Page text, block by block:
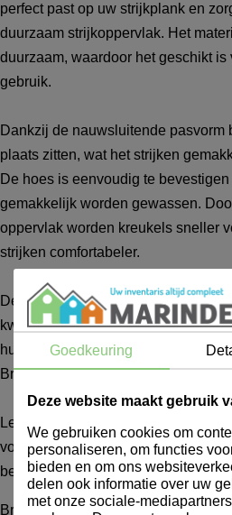
perfect past op uw strijkplank en
duurzaam strijkoppervlak. Het
duurzaam, waardoor het geschikt
gebruik.
Dankzij de nauwsluitende pasvorm
plaats zitten, wat het strijken
De hoes is eenvoudig te
gemakkelijk worden gewassen.
oppervlak worden kreukels sneller
strijken comfortabeler.
De Brabantia Strijkplankhoes
kwaliteit en duurzaamheid,
huishoudelijk gebruik en
Brabantia strijkplanken.
Let op: De producten van Brabantia
voorraadartikelen. De levertijd van
bedraagt gemiddeld circa één week.
Brabantia Strijkplankhoes
Goedkeuring
Deze website maakt gebruik
We gebruiken cookies om
personaliseren, om functies
bieden en om ons
delen ook informatie over uw
met onze sociale-